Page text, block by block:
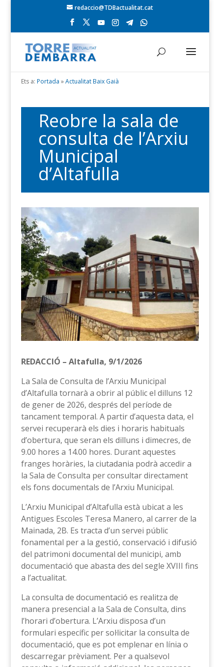
redaccio@TDBactualitat.cat
Ets a: Portada »Actualitat Baix Gaià
Reobre la sala de
consulta de l’Arxiu
Municipal
d’Altafulla
REDACCIÓ – Altafulla, 9/1/2026
La Sala de Consulta de l’Arxiu Municipal
d’Altafulla tornarà a obrir al públic el dilluns 12
de gener de 2026, després del període de
tancament temporal. A partir d’aquesta data, el
servei recuperarà els dies i horaris habituals
d’obertura, que seran els dilluns i dimecres, de
9.00 hores a 14.00 hores. Durant aquestes
franges horàries, la ciutadania podrà accedir a
la Sala de Consulta per consultar directament
els fons documentals de l’Arxiu Municipal.
L’Arxiu Municipal d’Altafulla està ubicat a les
Antigues Escoles Teresa Manero, al carrer de la
Mainada, 2B. Es tracta d’un servei públic
fonamental per a la gestió, conservació i difusió
del patrimoni documental del municipi, amb
documentació que abasta des del segle XVIII fins
a l’actualitat.
La consulta de documentació es realitza de
manera presencial a la Sala de Consulta, dins
l’horari d’obertura. L’Arxiu disposa d’un
formulari específic per sol·licitar la consulta de
documentació, que es pot emplenar en línia o
descarregar prèviament. Per a qualsevol